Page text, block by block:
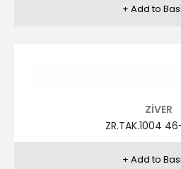
ZR.TAK.976 48-
ZİVER
ZR.TAK.976 48-